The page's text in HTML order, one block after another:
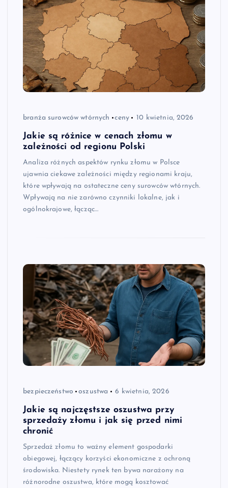
branża surowców wtórnych ceny 10 kwietnia, 2026
Jakie są różnice w cenach złomu w
zależności od regionu Polski
Analiza różnych aspektów rynku złomu w Polsce
ujawnia ciekawe zależności między regionami kraju,
które wpływają na ostateczne ceny surowców wtórnych.
Wpływają na nie zarówno czynniki lokalne, jak i
ogólnokrajowe, łącząc…
bezpieczeństwo oszustwa 6 kwietnia, 2026
Jakie są najczęstsze oszustwa przy
sprzedaży złomu i jak się przed nimi
chronić
Sprzedaż złomu to ważny element gospodarki
obiegowej, łączący korzyści ekonomiczne z ochroną
środowiska. Niestety rynek ten bywa narażony na
różnorodne oszustwa, które mogą kosztować